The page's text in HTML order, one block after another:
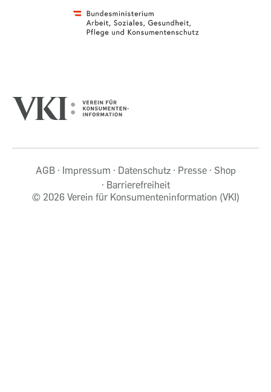
AGB Impressum Datenschutz Presse
Shop
Barrierefreiheit
© 2026 Verein für Konsumenteninformation (VKI)